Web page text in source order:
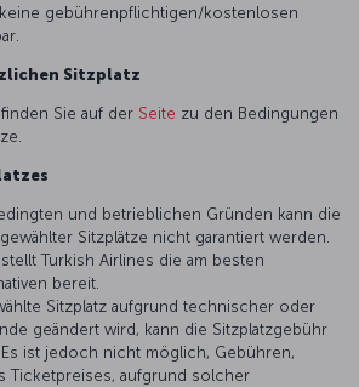
gebührenpflichtigen/kostenlosen
Sitzplatz
Sie auf der Seite zu den Bedingungen
und betrieblichen Gründen kann die
Sitzplätze nicht garantiert werden.
Turkish Airlines die am besten
bereit.
Sitzplatz aufgrund technischer oder
geändert wird, kann die Sitzplatzgebühr
ist jedoch nicht möglich, Gebühren,
Ticketpreises, aufgrund solcher